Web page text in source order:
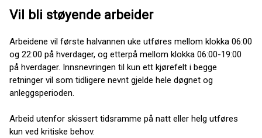
Vil bli støyende arbeider
Arbeidene vil første halvannen uke utføres mellom klokka 06:00
og 22:00 på hverdager, og etterpå mellom klokka 06:00-19:00
på hverdager. Innsnevringen til kun ett kjørefelt i begge
retninger vil som tidligere nevnt gjelde hele døgnet og
anleggsperioden.
Arbeid utenfor skissert tidsramme på natt eller helg utføres
kun ved kritiske behov.